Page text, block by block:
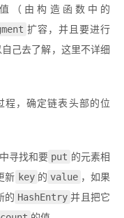
（由构造函数中的
扩容，并且要进行
己去了解，这里不详细
程，确定链表头部的位
寻找和要 put 的元素相
新 key 的 value ，如果
的 HashEntry 并且把它